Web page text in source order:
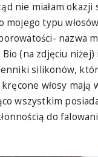
nie miałam okazji
mojego typu
nazwa
(na zdjęciu
silikonów,
włosy
wszystkim
do